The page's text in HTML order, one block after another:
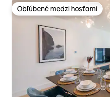
Obľúbené medzi hosťami
Obľúbené medzi hosťami